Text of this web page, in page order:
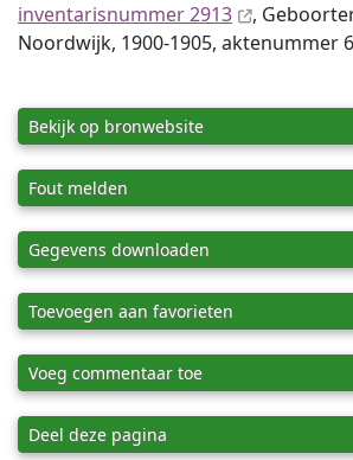
inventaris­num­mer 2913
,
Noordwijk, 1900-1905, aktenummer
Bekijk op bronwebsite
Fout melden
Gegevens downloaden
Toevoegen aan favorieten
Voeg commentaar toe
Deel deze pagina